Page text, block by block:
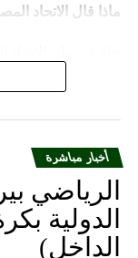
ماذا قال الاتحاد
يتقدم
المصرية
طموح
المصري لكرة
جميع
المنتخب قبل
أخبار مباشرة
الرياضي
الدولية
الداخل)